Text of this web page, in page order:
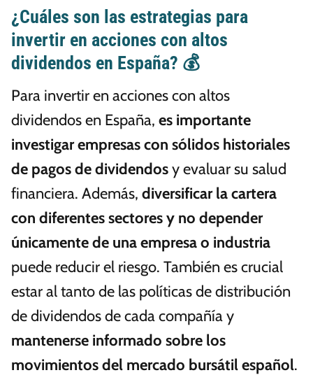
¿Cuáles son las estrategias para
invertir en acciones con altos
dividendos en España? 💰
Para invertir en acciones con altos
dividendos en España, es importante
investigar empresas con sólidos historiales
de pagos de dividendosy evaluar su salud
financiera. Además, diversificar la cartera
con diferentes sectores y no depender
únicamente de una empresa o industria
puede reducir el riesgo. También es crucial
estar al tanto de las políticas de distribución
de dividendos de cada compañía y
mantenerse informado sobre los
movimientos del mercado bursátil español.